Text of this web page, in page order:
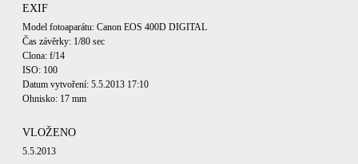
EXIF
Model fotoaparátu: Canon EOS 400D DIGITAL
Čas závěrky: 1/80 sec
Clona: f/14
ISO: 100
Datum vytvoření: 5.5.2013 17:10
Ohnisko: 17 mm
VLOŽENO
5.5.2013